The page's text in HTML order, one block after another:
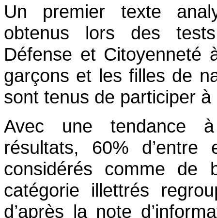
Un premier texte
obtenus lors des
Défense et Citoyenneté
garçons et les filles de
sont tenus de participer à
Avec une tendance
résultats, 60% d’entre
considérés comme de
catégorie illettrés
d’après la note